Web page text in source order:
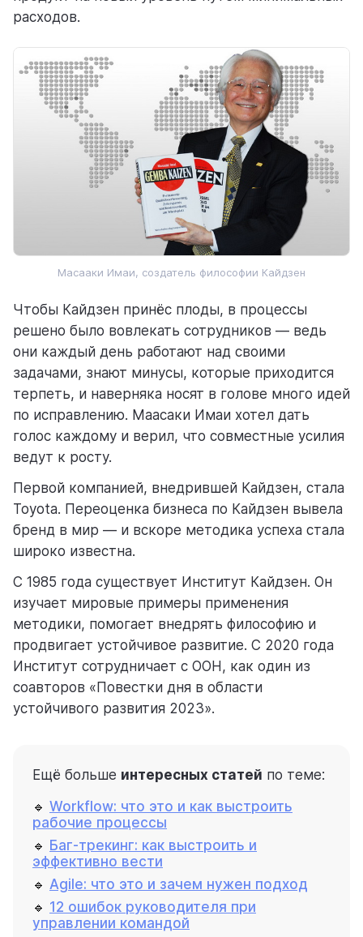
расходов.
Масааки Имаи, создатель философии Кайдзен
Чтобы Кайдзен принёс плоды, в процессы
решено было вовлекать сотрудников — ведь
они каждый день работают над своими
задачами, знают минусы, которые приходится
терпеть, и наверняка носят в голове много идей
по исправлению. Маасаки Имаи хотел дать
голос каждому и верил, что совместные усилия
ведут к росту.
Первой компанией, внедрившей Кайдзен, стала
Toyota. Переоценка бизнеса по Кайдзен вывела
бренд в мир — и вскоре методика успеха стала
широко известна.
С 1985 года существует Институт Кайдзен. Он
изучает мировые примеры применения
методики, помогает внедрять философию и
продвигает устойчивое развитие. С 2020 года
Институт сотрудничает с ООН, как один из
соавторов «Повестки дня в области
устойчивого развития 2023».
Ещё больше интересных статей по теме:
🔹 Workflow: что это и как выстроить
рабочие процессы
🔹 Баг-трекинг: как выстроить и
эффективно вести
🔹 Agile: что это и зачем нужен подход
🔹 12 ошибок руководителя при
управлении командой